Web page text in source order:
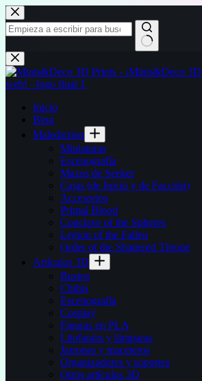
Saltar
al
contenido
Sin
resultados
Inicio
Blog
Malediction
Miniaturas
Escenografía
Mazos de Seeker
Cajas (de Inicio y de Facción)
Accesorios
Primal Blood
Conclave of the Spheres
Legion of the Fallen
Order of the Shattered Throne
Artículos 3D
Bustos
Chibis
Escenografía
Cosplay
Figuras en PLA
Litofanías y lámparas
Jarrones y maceteros
Organizadores y soportes
Otros artículos 3D